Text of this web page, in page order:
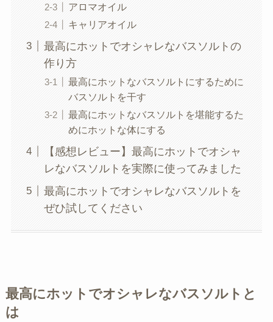
アロマオイル
キャリアオイル
最高にホットでオシャレなバスソルトの
作り方
最高にホットなバスソルトにするために
バスソルトを干す
最高にホットなバスソルトを堪能するた
めにホットな体にする
【感想レビュー】最高にホットでオシャ
レなバスソルトを実際に使ってみました
最高にホットでオシャレなバスソルトを
ぜひ試してください
最高にホットでオシャレなバスソルトと
は